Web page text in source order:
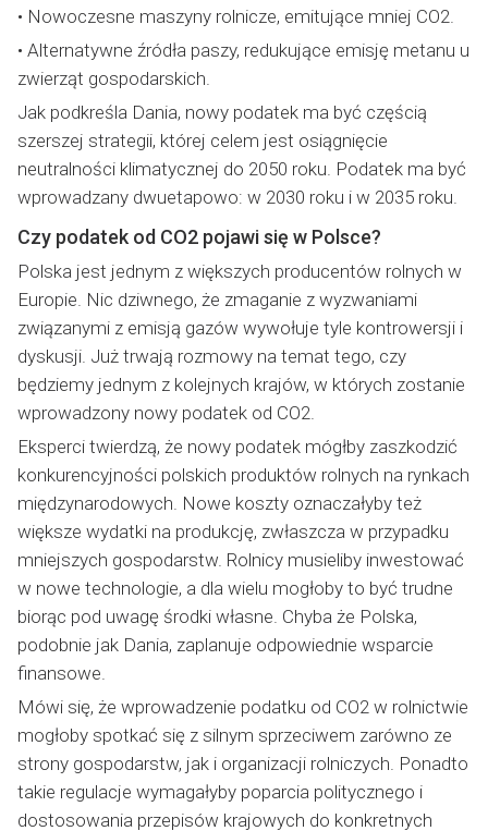
• Nowoczesne maszyny rolnicze, emitujące mniej CO2.
• Alternatywne źródła paszy, redukujące emisję metanu u
zwierząt gospodarskich.
Jak podkreśla Dania, nowy podatek ma być częścią
szerszej strategii, której celem jest osiągnięcie
neutralności klimatycznej do 2050 roku. Podatek ma być
wprowadzany dwuetapowo: w 2030 roku i w 2035 roku.
Czy podatek od CO2 pojawi się w Polsce?
Polska jest jednym z większych producentów rolnych w
Europie. Nic dziwnego, że zmaganie z wyzwaniami
związanymi z emisją gazów wywołuje tyle kontrowersji i
dyskusji. Już trwają rozmowy na temat tego, czy
będziemy jednym z kolejnych krajów, w których zostanie
wprowadzony nowy podatek od CO2.
Eksperci twierdzą, że nowy podatek mógłby zaszkodzić
konkurencyjności polskich produktów rolnych na rynkach
międzynarodowych. Nowe koszty oznaczałyby też
większe wydatki na produkcję, zwłaszcza w przypadku
mniejszych gospodarstw. Rolnicy musieliby inwestować
w nowe technologie, a dla wielu mogłoby to być trudne
biorąc pod uwagę środki własne. Chyba że Polska,
podobnie jak Dania, zaplanuje odpowiednie wsparcie
finansowe.
Mówi się, że wprowadzenie podatku od CO2 w rolnictwie
mogłoby spotkać się z silnym sprzeciwem zarówno ze
strony gospodarstw, jak i organizacji rolniczych. Ponadto
takie regulacje wymagałyby poparcia politycznego i
dostosowania przepisów krajowych do konkretnych